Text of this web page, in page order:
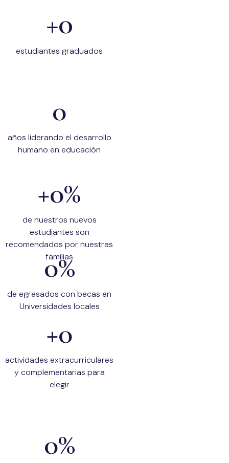
+0
estudiantes graduados
0
años liderando el desarrollo
humano en educación
+0%
de nuestros nuevos
estudiantes son
recomendados por nuestras
familias
0%
de egresados con becas en
Universidades locales
+0
actividades extracurriculares
y complementarias para
elegir
0%